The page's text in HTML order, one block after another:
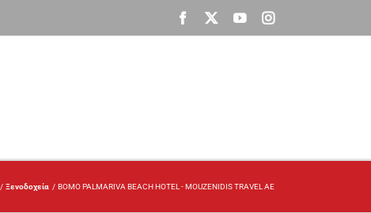
Facebook
X YouTubeInstagram
Ξενοδοχεία BOMO PALMARIVA BEACH HOTEL - MOUZENIDIS TRAVEL ΑΕ